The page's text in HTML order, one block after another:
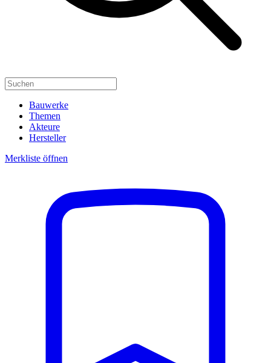
Bauwerke
Themen
Akteure
Hersteller
Merkliste öffnen